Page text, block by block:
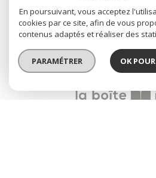
site réalisé par
En poursuivant, vous acceptez
cookies par ce site, afin de vous
contenus adaptés et réaliser des
PARAMÉTRER OK